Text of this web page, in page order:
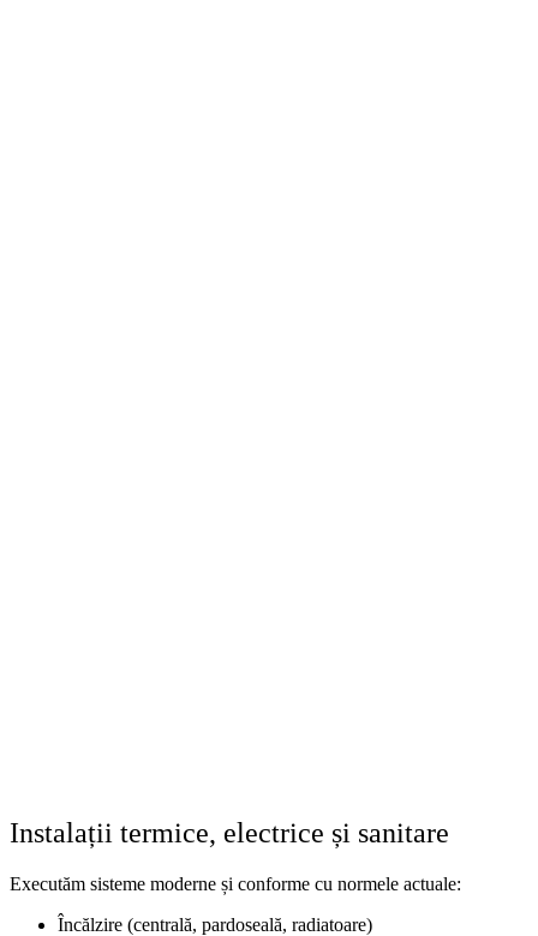
Instalații termice, electrice și sanitare
Executăm sisteme moderne și conforme cu normele actuale:
Încălzire (centrală, pardoseală, radiatoare)